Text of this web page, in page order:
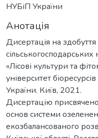
НУБіП України
Анотація
Дисертація на
«Лісові культури та
університет
України. Київ, 2021.
Дисертацію
основ системи
екозбалансованого